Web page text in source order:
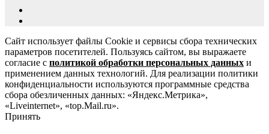
Сайт использует файлы Cookie и сервисы сбора технических
параметров посетителей. Пользуясь сайтом, вы выражаете
согласие с политикой обработки персональных данных и
применением данных технологий. Для реализации политики
конфиденциальности используются программные средства
сбора обезличенных данных: «Яндекс.Метрика»,
«Liveinternet», «top.Mail.ru».
Принять